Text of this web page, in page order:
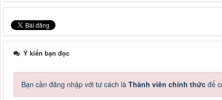
Ý kiến bạn đọc
Bạn cần đăng nhập với tư cách là Thành viên chính thức để